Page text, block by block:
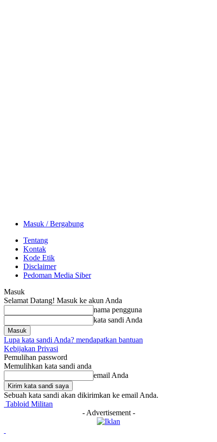
Masuk / Bergabung
Tentang
Kontak
Kode Etik
Disclaimer
Pedoman Media Siber
Masuk
Selamat Datang! Masuk ke akun Anda
nama pengguna
kata sandi Anda
Lupa kata sandi Anda? mendapatkan bantuan
Kebijakan Privasi
Pemulihan password
Memulihkan kata sandi anda
email Anda
Sebuah kata sandi akan dikirimkan ke email Anda.
Tabloid Militan
- Advertisement -